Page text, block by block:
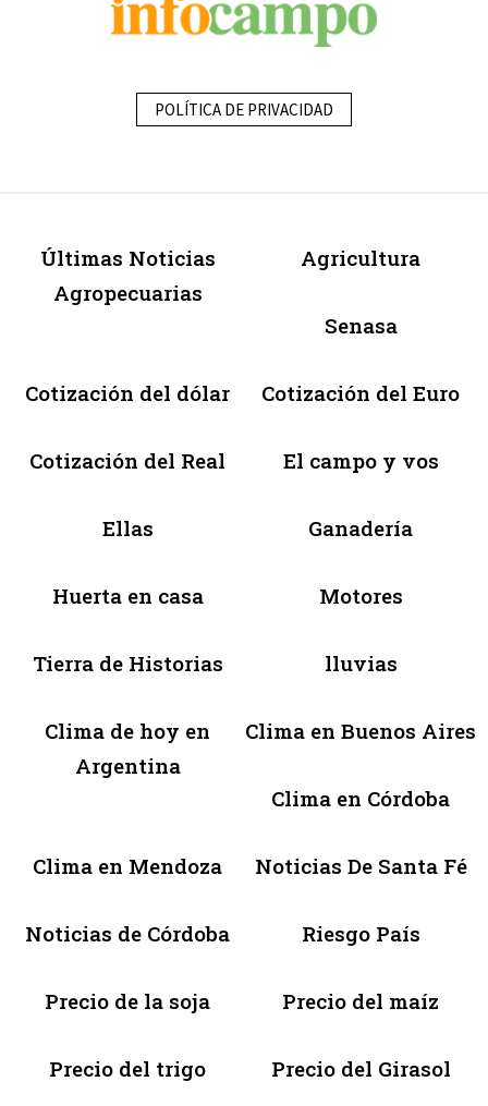
POLÍTICA DE PRIVACIDAD
Últimas Noticias
Agropecuarias
Agricultura
Senasa
Cotización del dólar Cotización del Euro
Cotización del Real El campo y vos
Ellas Ganadería
Huerta en casa Motores
Tierra de Historias lluvias
Clima de hoy en
Argentina
Clima en Buenos Aires
Clima en Córdoba
Clima en Mendoza Noticias De Santa Fé
Noticias de Córdoba Riesgo País
Precio de la soja Precio del maíz
Precio del trigo Precio del Girasol